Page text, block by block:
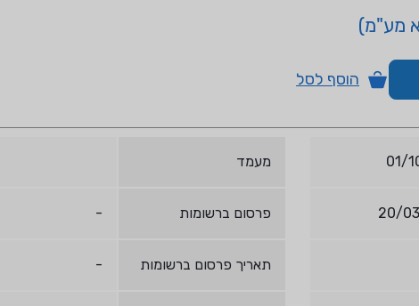
הוסף לסל
01/
20/
מעמד
פרסום ברשומות -
תאריך פרסום ברשומות -